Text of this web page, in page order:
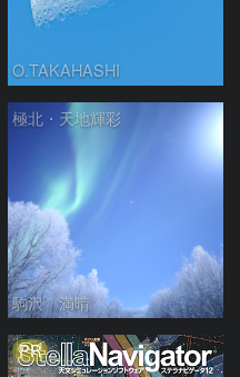
O.TAKAHASHI
極北・天地輝彩
駒沢 満晴
PR